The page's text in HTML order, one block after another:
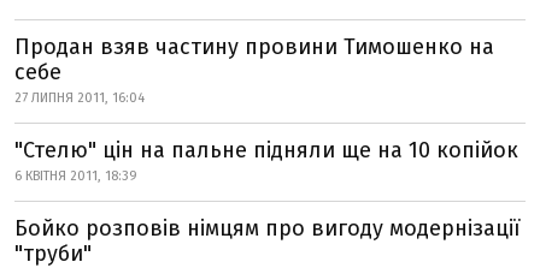
Продан взяв частину провини Тимошенко на
себе
27 ЛИПНЯ 2011, 16:04
"Стелю" цін на пальне підняли ще на 10 копійок
6 КВІТНЯ 2011, 18:39
Бойко розповів німцям про вигоду модернізації
"труби"